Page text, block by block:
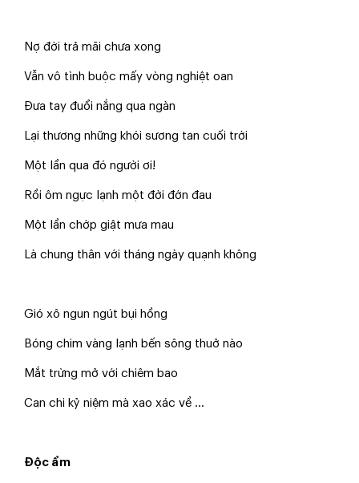
Nợ đời trả mãi chưa xong
Vẫn vô tình buộc mấy vòng nghiệt oan
Đưa tay đuổi nắng qua ngàn
Lại thương những khói sương tan cuối trời
Một lần qua đó người ơi!
Rồi ôm ngực lạnh một đời đớn đau
Một lần chớp giật mưa mau
Là chung thân với tháng ngày quạnh không
Gió xô ngun ngút bụi hồng
Bóng chim vàng lạnh bến sông thuở nào
Mắt trừng mở với chiêm bao
Can chi kỷ niệm mà xao xác về ...
Độc ẩm